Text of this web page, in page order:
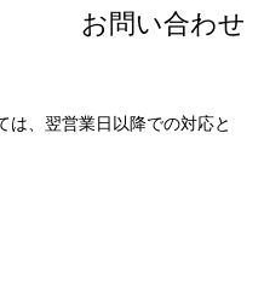
お問い合わせ
は、翌営業日以降での対応と